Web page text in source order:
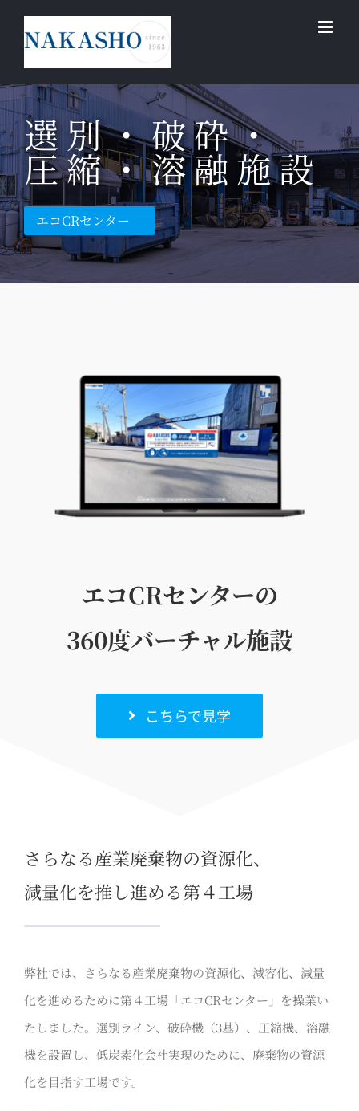
Skip
content
選別・破砕・
圧縮・溶融施設
エコCRセンター
エコCRセンターの
360度バーチャル施設
こちらで見学
さらなる産業廃棄物の資源化、
減量化を推し進める第４工場
弊社では、さらなる産業廃棄物の資源化、減容化、減量
化を進めるために第４工場「エコCRセンター」を操業い
たしました。選別ライン、破砕機（3基）、圧縮機、溶融
機を設置し、低炭素化会社実現のために、廃棄物の資源
化を目指す工場です。